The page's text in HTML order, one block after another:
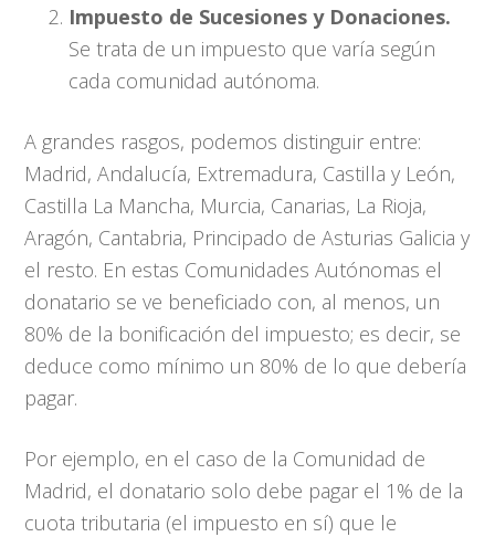
Impuesto de Sucesiones y Donaciones.
Se trata de un impuesto que varía según
cada comunidad autónoma.
A grandes rasgos, podemos distinguir entre:
Madrid, Andalucía, Extremadura, Castilla y León,
Castilla La Mancha, Murcia, Canarias, La Rioja,
Aragón, Cantabria, Principado de Asturias Galicia y
el resto. En estas Comunidades Autónomas el
donatario se ve beneficiado con, al menos, un
80% de la bonificación del impuesto; es decir, se
deduce como mínimo un 80% de lo que debería
pagar.
Por ejemplo, en el caso de la Comunidad de
Madrid, el donatario solo debe pagar el 1% de la
cuota tributaria (el impuesto en sí) que le